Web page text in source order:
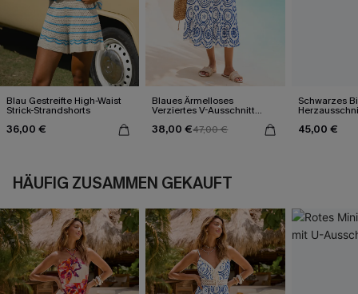
Blau Gestreifte High-Waist
Strick-Strandshorts
36,00 €
Blaues Ärmelloses
Verziertes V-Ausschnitt
38,00 €47,00 €
Schwarzes
45,00 €
HÄUFIG ZUSAMMEN GEKAUFT